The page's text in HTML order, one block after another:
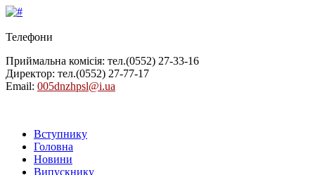
Телефони
Приймальна комісія: тел.(0552) 27-33-16
Директор: тел.(0552) 27-77-17
Email: 005dnzhpsl@i.ua
Вступнику
Головна
Новини
Випускнику